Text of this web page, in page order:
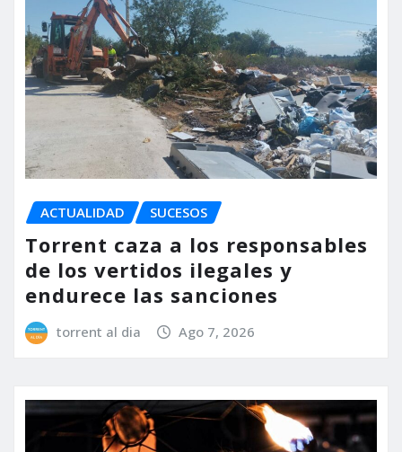
ACTUALIDAD SUCESOS
Torrent caza a los responsables
de los vertidos ilegales y
endurece las sanciones
torrent al dia Ago 7, 2026